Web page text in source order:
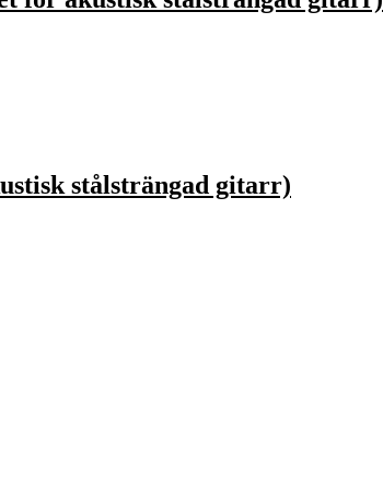
stålsträngad gitarr)